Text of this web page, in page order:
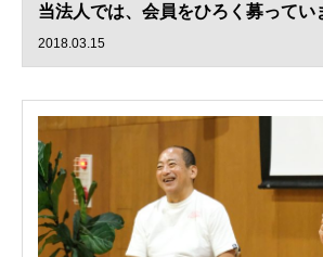
当法人では、会員をひろく募ってい
2018.03.15